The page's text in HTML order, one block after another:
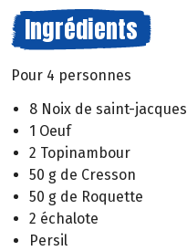
Ingrédients
Pour 4 personnes
8 Noix de saint-jacques
1 Oeuf
2 Topinambour
50 g de Cresson
50 g de Roquette
2 échalote
Persil